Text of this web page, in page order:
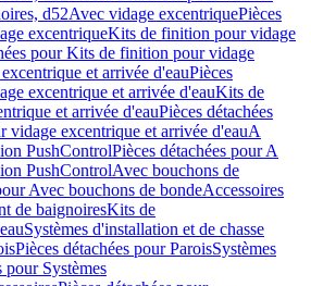
d52Avec vidage excentriquePièces
excentriqueKits de finition pour vidage
pour Kits de finition pour vidage
et arrivée d'eauPièces
excentrique et arrivée d'eauKits de
et arrivée d'eauPièces détachées
excentrique et arrivée d'eauA
PushControlPièces détachées pour A
PushControlAvec bouchons de
Avec bouchons de bondeAccessoires
de baignoiresKits de
Systèmes d'installation et de chasse
Pièces détachées pour ParoisSystèmes
pour Systèmes